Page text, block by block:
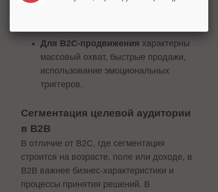
Для B2C-продвижения характерны
массовый охват, быстрые продажи,
использование эмоциональных
триггеров.
Сегментация целевой аудитории
в B2B
В отличие от B2C, где сегментация
строится на возрасте, поле или доходе, в
B2B важнее бизнес-характеристики и
процессы принятия решений. В